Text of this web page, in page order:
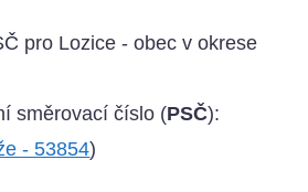
pro Lozice - obec v okrese
směrovací číslo (PSČ):
- 53854)